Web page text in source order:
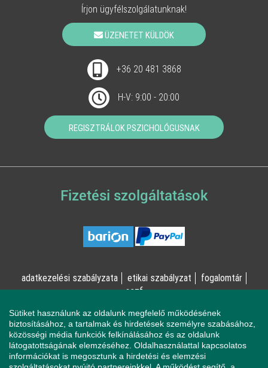
Írjon ügyfélszolgálatunknak!
ÜZENETET KÜLDÖK
+36 20 481 3868
H-V: 9:00 - 20:00
REGISZTRÁLOK PSZICHOLÓGUSNAK
Fizetési szolgáltatások
adatkezelési szabályzata etikai szabályzat
fogalomtár
aszf
© Online Pszichológia Kft. 2023 - Minden jog fenntartva!
2161 Csomád, Levente utca 14/A
Sütiket használunk az oldalunk megfelelő működésének
biztosításához, a tartalmak és hirdetések személyre szabásához,
közösségi média funkciók felkínálásához és az oldalunk
látogatottságának elemzéséhez. Oldalhasználattal kapcsolatos
információkat is megosztunk a hirdetési és elemzési